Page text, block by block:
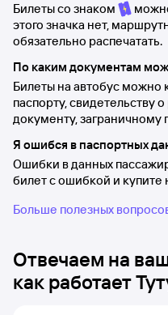
Билеты со знаком
этого значка нет,
обязательно распечатать.
По каким документам
Билеты на автобус можно
паспорту, свидетельству
документу, заграничному
Я ошибся в паспортных
Ошибки в данных
билет с ошибкой и купите
Больше полезных
Отвечаем на
как работает